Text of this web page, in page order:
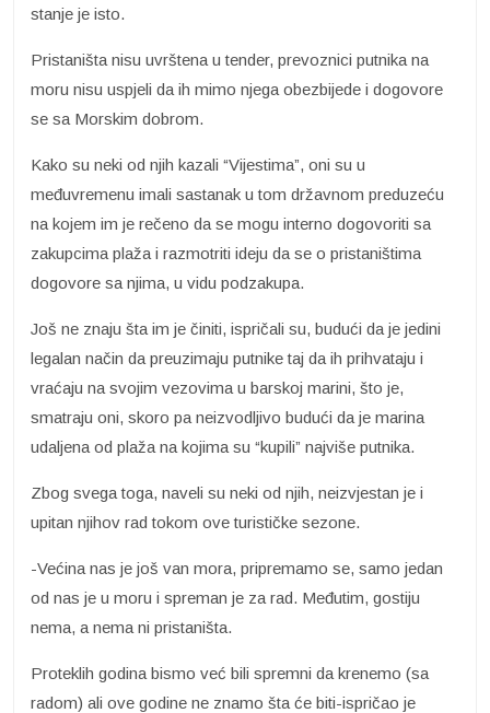
stanje je isto.
Pristaništa nisu uvrštena u tender, prevoznici putnika na
moru nisu uspjeli da ih mimo njega obezbijede i dogovore
se sa Morskim dobrom.
Kako su neki od njih kazali “Vijestima”, oni su u
međuvremenu imali sastanak u tom državnom preduzeću
na kojem im je rečeno da se mogu interno dogovoriti sa
zakupcima plaža i razmotriti ideju da se o pristaništima
dogovore sa njima, u vidu podzakupa.
Još ne znaju šta im je činiti, ispričali su, budući da je jedini
legalan način da preuzimaju putnike taj da ih prihvataju i
vraćaju na svojim vezovima u barskoj marini, što je,
smatraju oni, skoro pa neizvodljivo budući da je marina
udaljena od plaža na kojima su “kupili” najviše putnika.
Zbog svega toga, naveli su neki od njih, neizvjestan je i
upitan njihov rad tokom ove turističke sezone.
-Većina nas je još van mora, pripremamo se, samo jedan
od nas je u moru i spreman je za rad. Međutim, gostiju
nema, a nema ni pristaništa.
Proteklih godina bismo već bili spremni da krenemo (sa
radom) ali ove godine ne znamo šta će biti-ispričao je